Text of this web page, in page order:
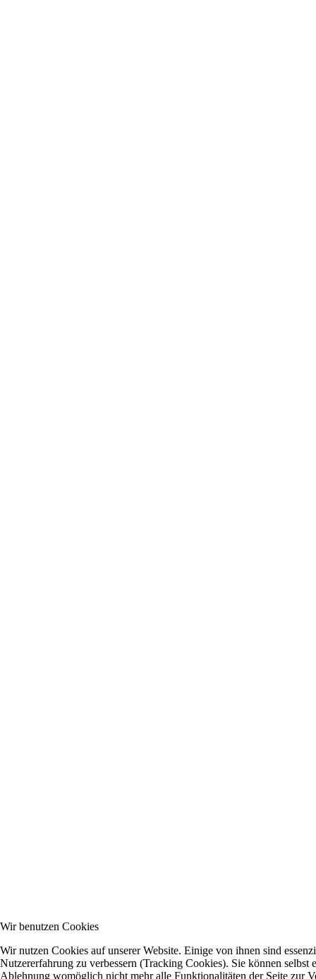
Wir benutzen Cookies
Wir nutzen Cookies auf unserer Website. Einige von ihnen sind
Nutzererfahrung zu verbessern (Tracking Cookies). Sie können selbst
Ablehnung womöglich nicht mehr alle Funktionalitäten der Seite zur